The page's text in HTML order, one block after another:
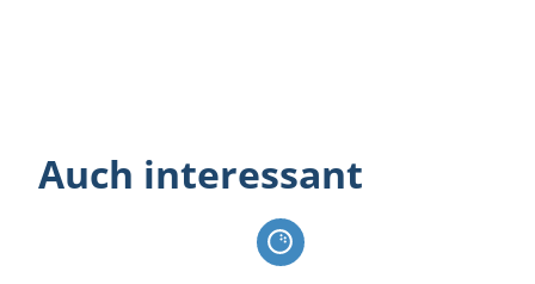
Auch interessant
Minigolf Sunparks Kempense